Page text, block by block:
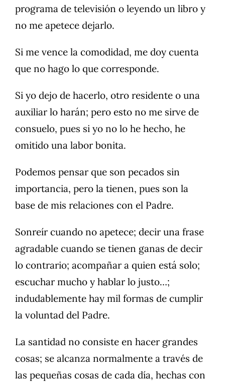
programa de televisión o leyendo un libro y
no me apetece dejarlo.
Si me vence la comodidad, me doy cuenta
que no hago lo que corresponde.
Si yo dejo de hacerlo, otro residente o una
auxiliar lo harán; pero esto no me sirve de
consuelo, pues si yo no lo he hecho, he
omitido una labor bonita.
Podemos pensar que son pecados sin
importancia, pero la tienen, pues son la
base de mis relaciones con el Padre.
Sonreír cuando no apetece; decir una frase
agradable cuando se tienen ganas de decir
lo contrario; acompañar a quien está solo;
escuchar mucho y hablar lo justo…;
indudablemente hay mil formas de cumplir
la voluntad del Padre.
La santidad no consiste en hacer grandes
cosas; se alcanza normalmente a través de
las pequeñas cosas de cada día, hechas con